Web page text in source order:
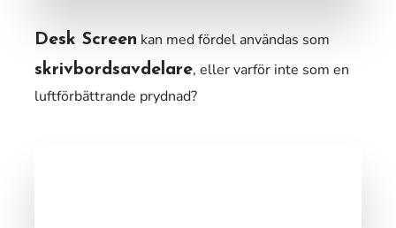
Desk Screen kan med fördel användas som
skrivbordsavdelare, eller varför inte som en
luftförbättrande prydnad?